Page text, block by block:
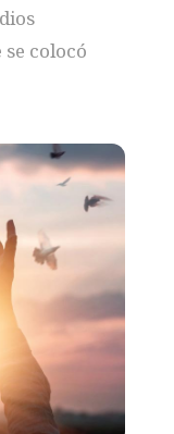
colocó